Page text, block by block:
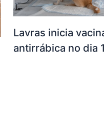
Lavras inicia
antirrábica no dia